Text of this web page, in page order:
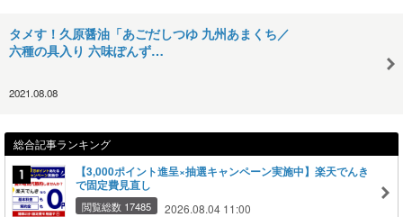
タメす！久原醤油「あごだしつゆ 九州あまくち／
六種の具入り 六味ぽんず…
2021.08.08
総合記事ランキング
【3,000ポイント進呈×抽選キャンペーン実施中】楽天でんき
で固定費見直し
閲覧総数 17485 2026.08.04 11:00